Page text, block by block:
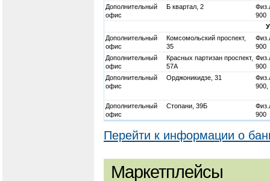
Дополнительный
офис
Б квартал, 2
900
Дополнительный
офис
Комсомольский проспект,
35
900
Дополнительный
офис
Красных партизан проспект,
57А
900
Дополнительный
офис
Орджоникидзе, 31
900,
Дополнительный
офис
Стопани, 39Б
900
Перейти к информации о
Маркетплейсы